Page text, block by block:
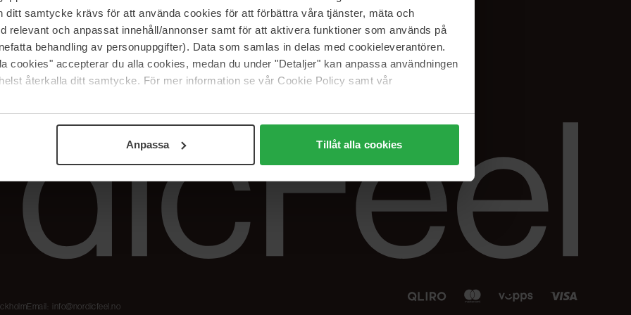
ditt samtycke krävs för att använda cookies för att förbättra våra tjänster, mäta och
relevant och anpassat innehåll/annonser samt för att aktivera funktioner som används på
behandling av personuppgifter). Data som samlas in delas med cookieleverantören.
cookies" accepterar du alla cookies, medan du under "Detaljer" kan anpassa användningen
återkalla ditt samtycke. För mer information se vår Cookie Policy samt vår
Anpassa Tillåt alla cookies
The Beauty Edit
Jobb hos oss
Samarbeidspartner
Spor bestillingen min
Retur og reklamasjon
Blush har blitt
Nordicfeel
Instagram
Linkedin
Email: info@nordicfeel.no